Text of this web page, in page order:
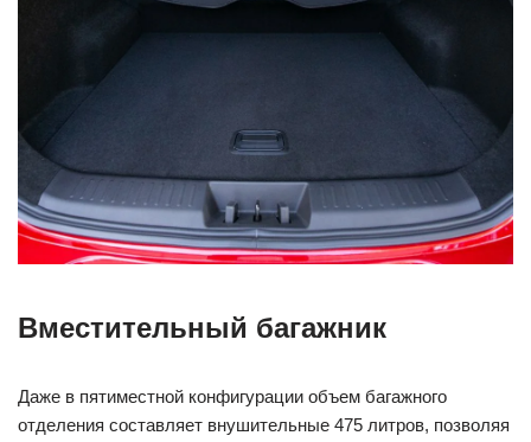
Вместительный багажник
Даже в пятиместной конфигурации объем багажного
отделения составляет внушительные 475 литров, позволяя